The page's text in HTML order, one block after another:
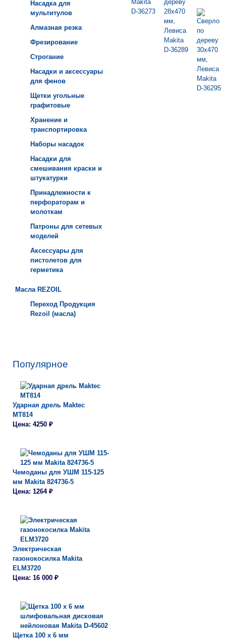
Насадка для
мультитулов
Алмазная резка
Фрезирование
Строгание
Насадки и аксессуары
для фенов
Щетки угольные
графитовые
Хранение и
транспортировка
Наборы насадок
Насадки для
смешивания краски и
штукатурки
Принадлежности к
перфораторам и
молоткам
Патроны для сетевых
моделей
Аксессуары для
пистолетов для
герметика
Масла REZOIL
Переход Продукция
Rezoil (масла)
Популярное
Ударная дрель Maktec
MT814
Цена: 4250 ₽
Чемоданы для УШМ 115-125
мм Makita 824736-5
Цена: 1264 ₽
Электрическая
газонокосилка Makita
ELM3720
Цена: 16 000 ₽
Щетка 100 х 6 мм